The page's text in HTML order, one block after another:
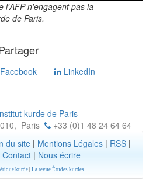
l'AFP n'engagent pas la
de Paris.
Facebook LinkedIn
kurde de Paris
, Paris
+33 (0)1 48 24 64 64
du site | Mentions Légales | RSS |
Contact| Nous écrire
kurde| La revue Études kurdes